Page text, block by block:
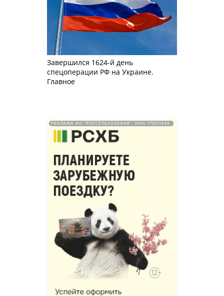
Завершился 1624-й день
спецоперации РФ на Украине.
Главное
РЕКЛАМА АО "РОССЕЛЬХОЗБАНК". ИНН 772511448.